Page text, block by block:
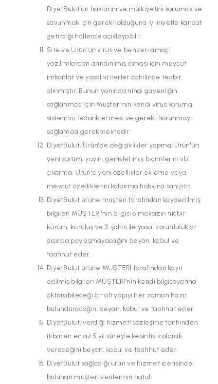
DiyetBulut'un haklarını ve mülkiyetini korumak ve
savunmak için gerekli olduğuna iyi niyetle kanaat
getirdiği hallerde açıklayabilir.
Site ve Ürün'ün virus ve benzeri amaçlı
yazılımlardan arındırılmış olması için mevcut
imkanlar ve yasal kriterler dahilinde tedbir
alınmıştır. Bunun yanında nihai güvenliğin
sağlanması için Müşteri'nin kendi virus koruma
sistemini tedarik etmesi ve gerekli korunmayı
sağlaması gerekmektedir.
DiyetBulut, Ürün'de değişiklikler yapma, Ürün'ün
yeni sürüm, yayın, genişletimiş biçimlerini vb.
çıkarma, Ürün'e yeni özellikler ekleme veya
mevcut özelliklerini kaldırma hakkına sahiptir.
DiyetBulut ürüne müşteri tarafından kaydedilmiş
bilgileri MÜŞTERİ’nin bilgisi olmaksızın hiçbir
kurum, kuruluş ve 3. şahıs ile yasal zorunluluklar
dışında paylaşmayacağını beyan, kabul ve
taahhüt eder.
DiyetBulut ürüne MÜŞTERİ tarafından kayıt
edilmiş bilgileri MÜŞTERİ’nin kendi bilgisayarına
aktarabileceği bir alt yapıyı her zaman hazır
bulunduracağını beyan, kabul ve taahhüt eder.
DiyetBulut, verdiği hizmeti sözleşme tarihinden
itibaren en az 5 yıl süreyle kesintisiz olarak
vereceğini beyan, kabul ve taahhüt eder.
DiyetBulut sağladığı ürün ve hizmet içerisinde
bulunan müşteri verilerinin hatalı